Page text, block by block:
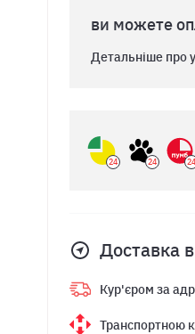
ви можете
Детальніше про
24 24 24
Доставка в
Кур'єром за
Транспортною